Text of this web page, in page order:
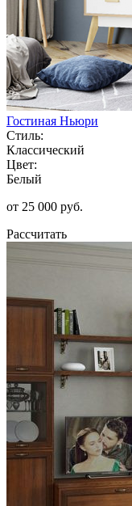
Гостиная Ньюри
Стиль:
Классический
Цвет:
Белый
от 25 000 руб.
Рассчитать